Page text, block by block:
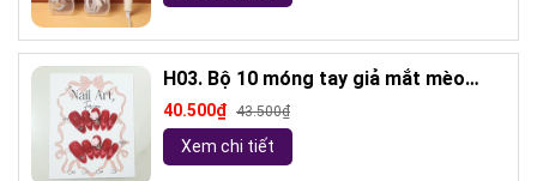
H03. Bộ 10 móng tay giả mắt mèo
kèm keo và giũa móng (ngẫu nhiên)
40.500₫ 43.500₫
Xem chi tiết